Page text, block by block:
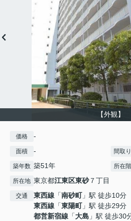
【外観】
価格 -
面積 - 間取り
築年数 築51年 所在階
所在地 東京都江東区東砂７丁目
交通 東西線 「南砂町」駅 徒歩10分
東西線 「東陽町」駅 徒歩29分
都営新宿線 「大島 」駅 徒歩30